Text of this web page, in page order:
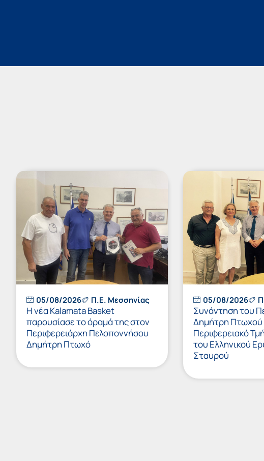
05/08/2026 Π.Ε. Μεσσηνίας
Η νέα Kalamata Basket
παρουσίασε το όραμά της στον
Περιφερειάρχη Πελοποννήσου
Δημήτρη Πτωχό
05/08/2026
Συνάντηση του
Δημήτρη Πτωχού
Περιφερειακό
του Ελληνικού
Σταυρού